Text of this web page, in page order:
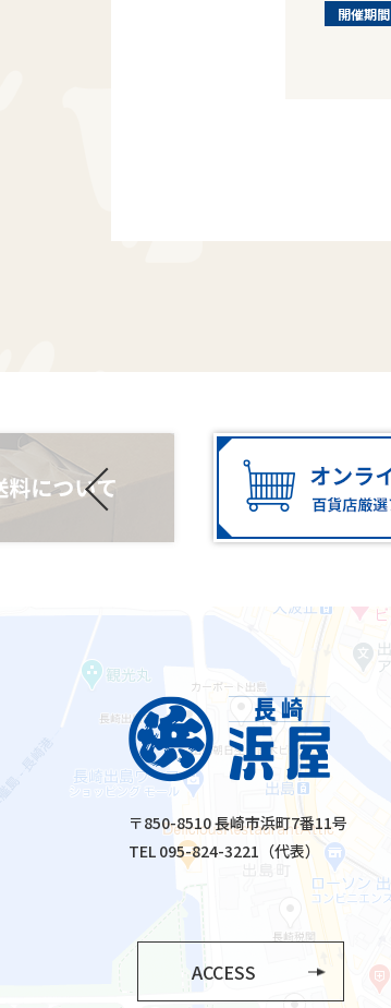
開催期間
〒850-8510 長崎市浜町7番11号
TEL 095-824-3221（代表）
ACCESS